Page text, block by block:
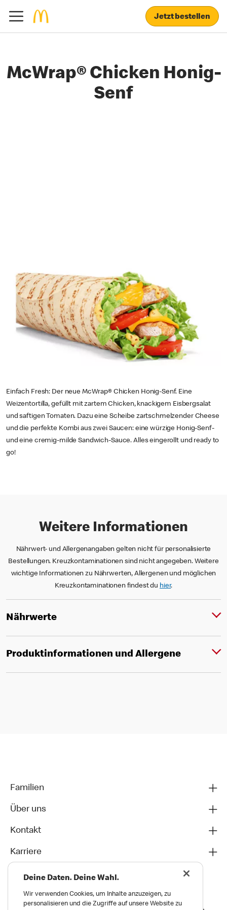
Jetzt bestellen
McWrap® Chicken Honig-
Senf
Einfach Fresh: Der neue McWrap® Chicken Honig-Senf. Eine
Weizentortilla, gefüllt mit zartem Chicken, knackigem Eisbergsalat
und saftigen Tomaten. Dazu eine Scheibe zartschmelzender Cheese
und die perfekte Kombi aus zwei Saucen: eine würzige Honig-Senf-
und eine cremig-milde Sandwich-Sauce. Alles eingerollt und ready to
go!
Weitere Informationen
Nährwert- und Allergenangaben gelten nicht für personalisierte
Bestellungen. Kreuzkontaminationen sind nicht angegeben. Weitere
wichtige Informationen zu Nährwerten, Allergenen und möglichen
Kreuzkontaminationen findest du hier.
Nährwerte
Produktinformationen und Allergene
Familien
Über uns
Kontakt
Karriere
Deine Daten. Deine Wahl.
Wir verwenden Cookies, um Inhalte anzuzeigen, zu
personalisieren und die Zugriffe auf unsere Website zu